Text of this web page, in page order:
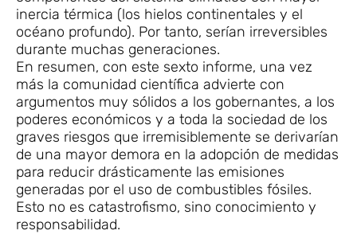
inercia térmica (los hielos continentales y el
océano profundo). Por tanto, serían irreversibles
durante muchas generaciones.
En resumen, con este sexto informe, una vez
más la comunidad científica advierte con
argumentos muy sólidos a los gobernantes, a los
poderes económicos y a toda la sociedad de los
graves riesgos que irremisiblemente se derivarían
de una mayor demora en la adopción de medidas
para reducir drásticamente las emisiones
generadas por el uso de combustibles fósiles.
Esto no es catastrofismo, sino conocimiento y
responsabilidad.